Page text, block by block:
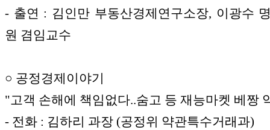
- 출연 : 김인만 부동산경제연구소장, 이광수
원 겸임교수
○ 공정경제이야기
"고객 손해에 책임없다..숨고 등 재능마켓 베짱
- 전화 : 김하리 과장 (공정위 약관특수거래과)